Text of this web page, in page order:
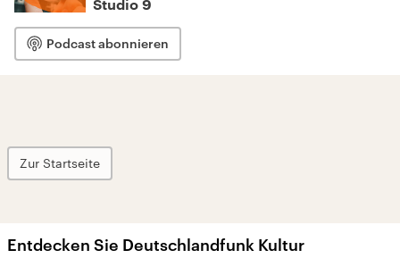
Studio 9
Podcast abonnieren
Zur Startseite
Entdecken Sie Deutschlandfunk Kultur